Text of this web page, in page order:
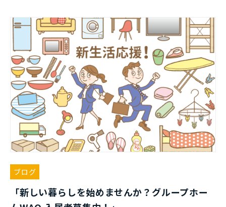
ブログ
「新しい暮らしを始めませんか？グループホー